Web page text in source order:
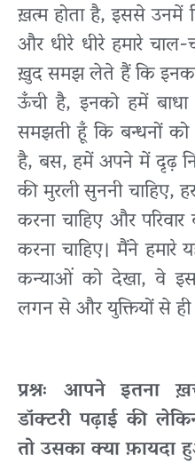
ख़त्म होता है, इससे उनमें
और धीरे धीरे हमारे
ख़ुद समझ लेते हैं कि इनका
ऊँची है, इनको हमें बाधा
समझती हूँ कि बन्धनों
है, बस, हमें अपने में दृढ़
की मुरली सुननी चाहिए,
करना चाहिए और परिवार
करना चाहिए। मैंने
कन्याओं को देखा, वे
लगन से और युक्तियों से ही
प्रश्नः आपने इतना
डॉक्टरी पढ़ाई की
तो उसका क्या फ़ायदा